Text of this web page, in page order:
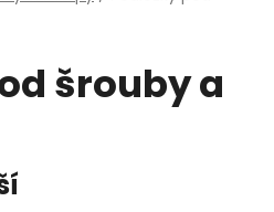
šrouby a